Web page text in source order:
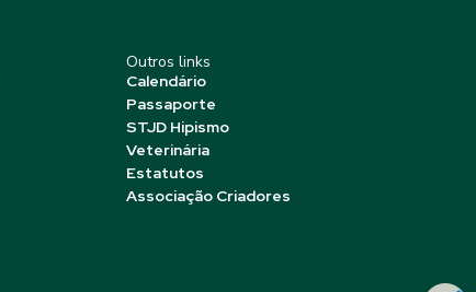
Outros links
Calendário
Passaporte
STJD Hipismo
Veterinária
Estatutos
Associação Criadores